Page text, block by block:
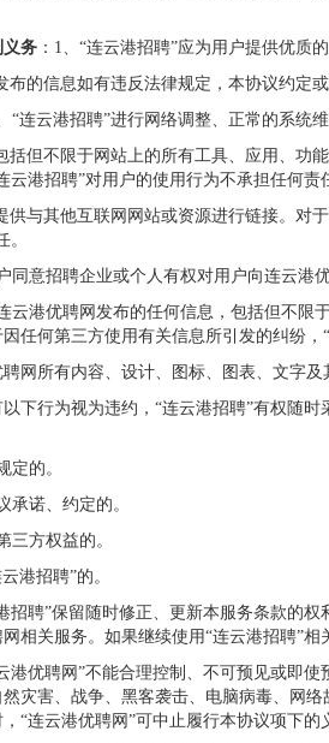
义务 ：1、“连云港招聘”应为用户提供优质
布的信息如有违反法律规定，本协议约定
“连云港招聘”进行网络调整、正常的系统
括但不限于网站上的所有工具、应用、功
云港招聘”对用户的使用行为不承担任何责
供与其他互联网网站或资源进行链接。对
同意招聘企业或个人有权对用户向连云港
云港优聘网发布的任何信息，包括但不
任何第三方使用有关信息所引发的纠纷，
网所有内容、设计、图标、图表、文字及
以下行为视为违约，“连云港招聘”有权随
定的。
承诺、约定的。
三方权益的。
港招聘”的。
招聘”保留随时修正、更新本服务条款的
相关服务。如果继续使用“连云港招聘”
港优聘网”不能合理控制、不可预见或即
灾害、战争、黑客袭击、电脑病毒、网
“连云港优聘网”可中止履行本协议项下